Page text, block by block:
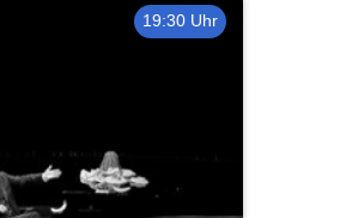
19:30 Uhr